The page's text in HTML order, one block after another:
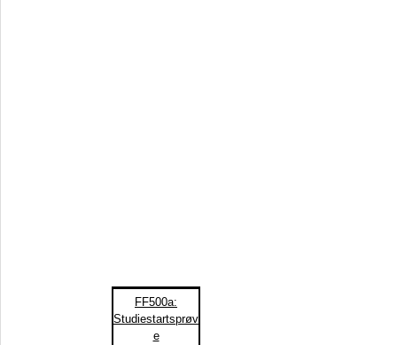
FF500a:
Studiestartsprøv
e